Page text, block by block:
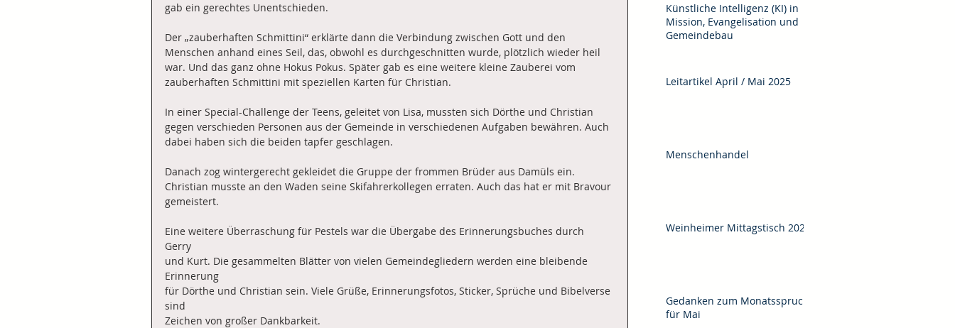
gab ein gerechtes Unentschieden.
Der „zauberhaften Schmittini“ erklärte dann die Verbindung zwischen Gott und den
Menschen anhand eines Seil, das, obwohl es durchgeschnitten wurde, plötzlich wieder heil
war. Und das ganz ohne Hokus Pokus. Später gab es eine weitere kleine Zauberei vom
zauberhaften Schmittini mit speziellen Karten für Christian.
In einer Special-Challenge der Teens, geleitet von Lisa, mussten sich Dörthe und Christian
gegen verschieden Personen aus der Gemeinde in verschiedenen Aufgaben bewähren. Auch
dabei haben sich die beiden tapfer geschlagen.
Danach zog wintergerecht gekleidet die Gruppe der frommen Brüder aus Damüls ein.
Christian musste an den Waden seine Skifahrerkollegen erraten. Auch das hat er mit Bravour
gemeistert.
Eine weitere Überraschung für Pestels war die Übergabe des Erinnerungsbuches durch
Gerry
und Kurt. Die gesammelten Blätter von vielen Gemeindegliedern werden eine bleibende
Erinnerung
für Dörthe und Christian sein. Viele Grüße, Erinnerungsfotos, Sticker, Sprüche und Bibelverse
sind
Zeichen von großer Dankbarkeit.
Künstliche Intelligenz (KI) in
Mission, Evangelisation und
Gemeindebau
Leitartikel April / Mai 2025
Menschenhandel
Weinheimer Mittagstisch 2025
Gedanken zum Monatsspruch
für Mai